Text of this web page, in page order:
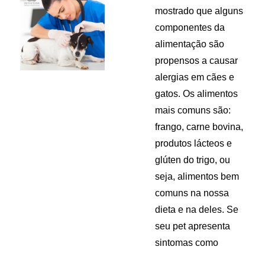
mostrado que alguns
componentes da
alimentação são
propensos a causar
alergias em cães e
gatos. Os alimentos
mais comuns são:
frango, carne bovina,
produtos lácteos e
glúten do trigo, ou
seja, alimentos bem
comuns na nossa
dieta e na deles. Se
seu pet apresenta
sintomas como